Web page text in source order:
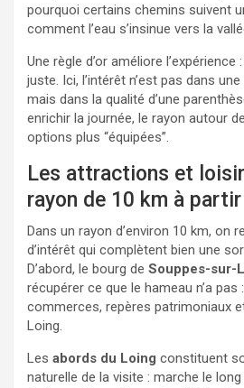
pourquoi certains chemins suivent
comment l’eau s’insinue vers la
Une règle d’or améliore
juste. Ici, l’intérêt n’est pas dans
mais dans la qualité d’une
enrichir la journée, le rayon autour
options plus “équipées”.
Les attractions et
rayon de 10 km à
Dans un rayon d’environ 10 km, on
d’intérêt qui complètent bien une
D’abord, le bourg de Souppes-sur-
récupérer ce que le hameau n’a pas
commerces, repères patrimoniaux
Loing.
Les abords du Loing constituent
naturelle de la visite : marche le long